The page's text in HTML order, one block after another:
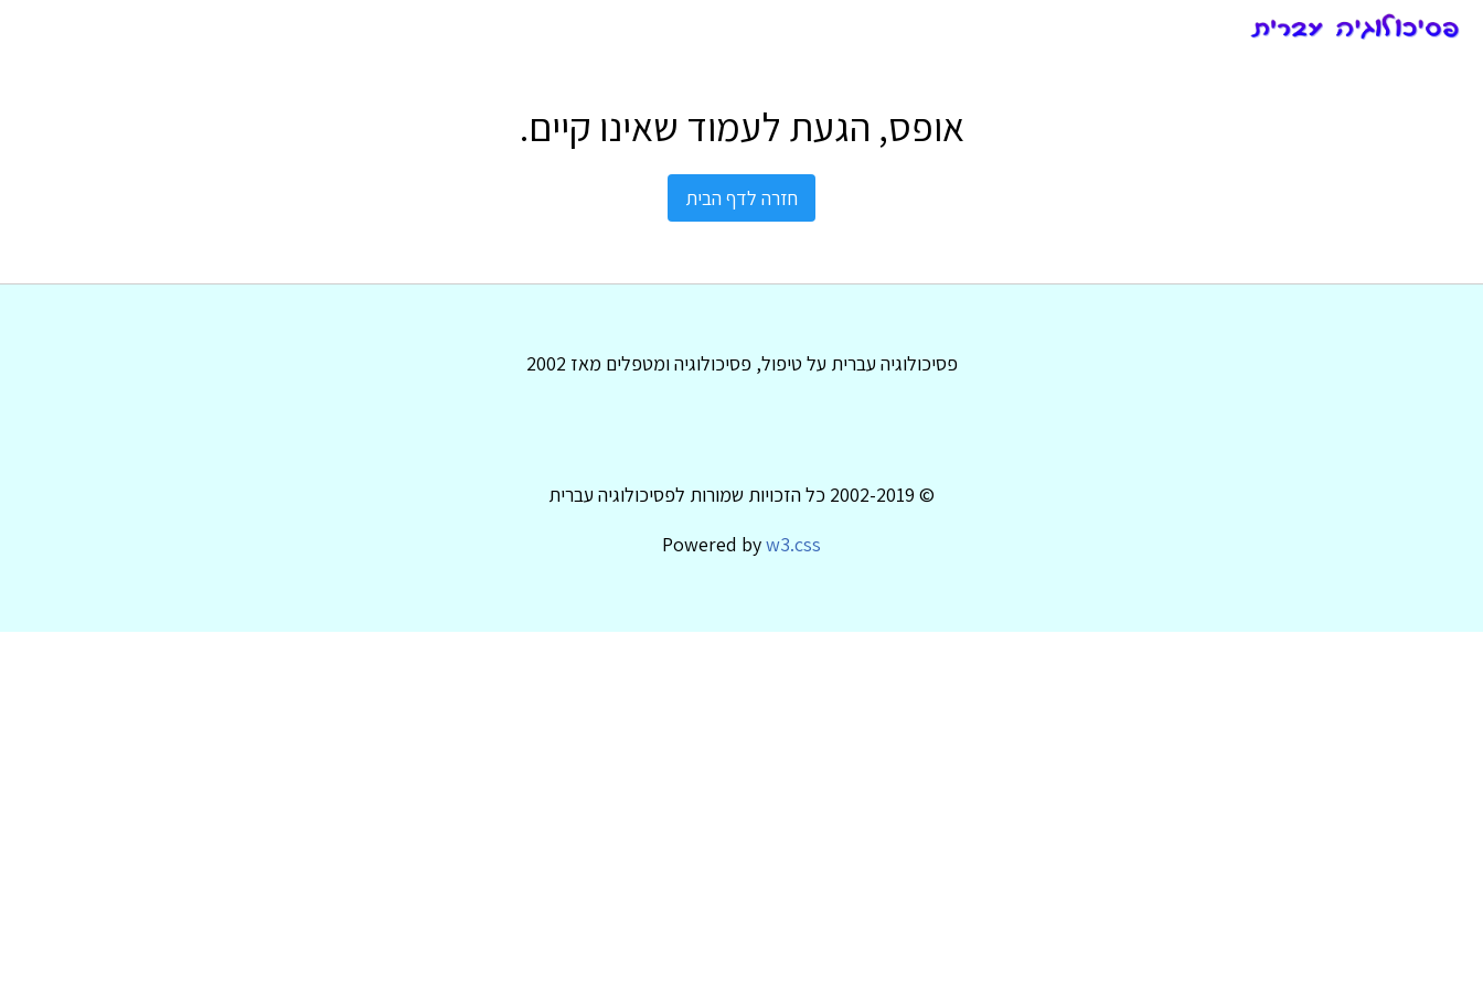
אופס, הגעת לעמוד שאינו קיים.
חזרה לדף הבית
פסיכולוגיה עברית על טיפול, פסיכולוגיה ומטפלים מאז 2002
© 2002-2019 כל הזכויות שמורות לפסיכולוגיה עברית
Powered byw3.css